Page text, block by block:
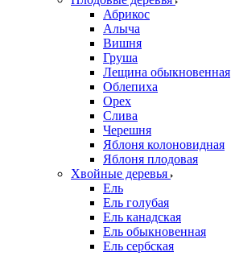
Абрикос
Алыча
Вишня
Груша
Лещина обыкновенная
Облепиха
Орех
Слива
Черешня
Яблоня колоновидная
Яблоня плодовая
Хвойные деревья
Ель
Ель голубая
Ель канадская
Ель обыкновенная
Ель сербская